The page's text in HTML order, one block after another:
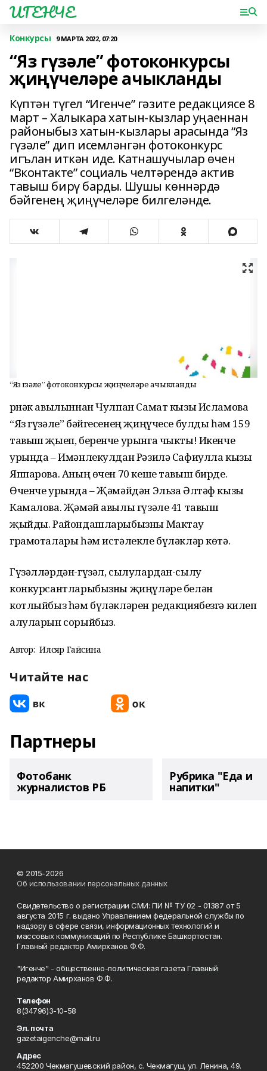
ИГЕНЧЕ
Конкурсы 9 МАРТА 2022, 07:20
“Яз гүзәле” фотоконкурсы
җиңүчеләре ачыкланды
Күптән түгел “Игенче” гәзите редакциясе 8
март – Халыкара хатын-кызлар уңаеннан
районыбыз хатын-кызлары арасында “Яз
гүзәле” дип исемләнгән фотоконкурс
игълан иткән иде. Катнашучылар өчен
“Вконтакте” социаль челтәрендә актив
тавыш бирү барды. Шушы көннәрдә
бәйгенең җиңүчеләре билгеләнде.
“Яз гүзәле” фотоконкурсы җиңүчеләре ачыкланды
Үрнәк авылыннан Чулпан Самат кызы Исламова
“Яз гүзәле” бәйгесенең җиңүчесе булды һәм 159
тавыш җыеп, беренче урынга чыкты! Икенче
урында – Имәнлекулдан Рәзилә Сафиулла кызы
Яппарова. Аның өчен 70 кеше тавыш бирде.
Өченче урында – Җәмәйдән Эльза Әлтәф кызы
Камалова. Җәмәй авылы гүзәле 41 тавыш
җыйды. Райондашларыбызны Мактау
грамоталары һәм истәлекле бүләкләр көтә.
Гүзәлләрдән-гүзәл, сылулардан-сылу
конкурсантларыбызны җиңүләре белән
котлыйбыз һәм бүләкләрен редакциябезгә килеп
алуларын сорыйбыз.
Автор: Илсөяр Гайсина
Читайте нас
Партнеры
Фотобанк
журналистов РБ
Рубрика "Еда и
напитки"
© 2015-2026
Об использовании персональных данных
Свидетельство о регистрации СМИ: ПИ № ТУ 02 - 01387 от 5
августа 2015 г. выдано Управлением федеральной службы по
надзору в сфере связи, информационных технологий и
массовых коммуникаций по Республике Башкортостан.
Главный редактор Амирханов Ф.Ф.
"Игенче" - общественно-политическая газета Главный
редактор Амирханов Ф.Ф.
Телефон
8(34796)3-10-58
Эл. почта
gazetaigenche@mail.ru
Адрес
452200 Чекмагушевский район, с. Чекмагуш, ул. Ленина, 49.